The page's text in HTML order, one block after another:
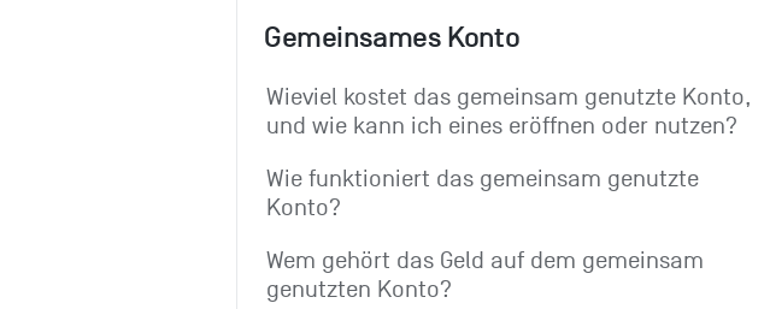
Gemeinsames Konto
Wieviel kostet das gemeinsam genutzte Konto,
und wie kann ich eines eröffnen oder nutzen?
Wie funktioniert das gemeinsam genutzte
Konto?
Wem gehört das Geld auf dem gemeinsam
genutzten Konto?